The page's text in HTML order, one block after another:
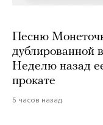
Песню
дублированной
Неделю назад
прокате
5 часов назад